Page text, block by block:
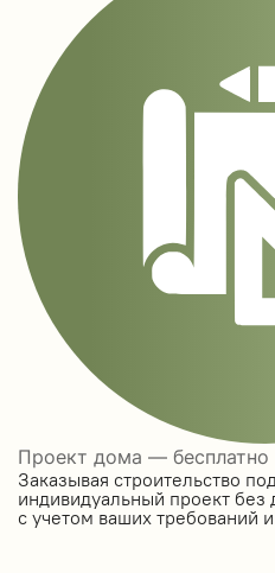
Проект дома — бесплатно
Заказывая строительство
индивидуальный проект
с учетом ваших требований